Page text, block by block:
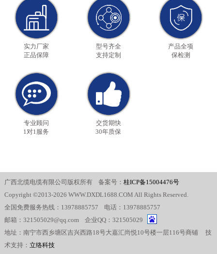
实力厂家
正品保障
型号齐全
支持定制
产品全项
保检测
专业顾问
1对1服务
交货期快
30年质保
广西北缆电缆有限公司版权所有 备案号： 桂ICP备15004476号
Copyright ©2013-2026 WWW.DXDL1688.COM All Rights Reserved.
全国免费服务热线：13978885757 电话：13978885757
邮箱：321505029@qq.com 企业QQ：321505029
地址：南宁市西乡塘区吉兴西路18号大嘉汇尚悦10号楼一层116号商铺 技
术支持： 立络科技